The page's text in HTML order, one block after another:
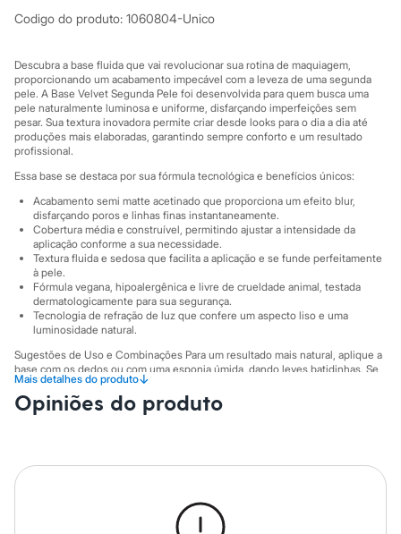
Sandálias
Marcas
City
Clock House
Mindset
Sawary
Yessica
Acessórios
Blusas
Calçados
Leggings
Shorts e Bermudas
Tops
Moda íntima
Calcinhas
Cintas e Modeladores
Meias
Sutiãs e Tops
Moda praia
Biquínis
Maiôs
Blusas e Camisetas
Calças
Codigo do produto: 1060804-Unico
Descubra a base fluida que vai revolucionar sua rotina de maquiagem,
proporcionando um acabamento impecável com a leveza de uma segunda
pele. A Base Velvet Segunda Pele foi desenvolvida para quem busca uma
pele naturalmente luminosa e uniforme, disfarçando imperfeições sem
pesar. Sua textura inovadora permite criar desde looks para o dia a dia até
produções mais elaboradas, garantindo sempre conforto e um resultado
profissional.
Essa base se destaca por sua fórmula tecnológica e benefícios únicos:
Acabamento semi matte acetinado que proporciona um efeito blur,
disfarçando poros e linhas finas instantaneamente.
Cobertura média e construível, permitindo ajustar a intensidade da
aplicação conforme a sua necessidade.
Textura fluida e sedosa que facilita a aplicação e se funde perfeitamente
à pele.
Fórmula vegana, hipoalergênica e livre de crueldade animal, testada
dermatologicamente para sua segurança.
Tecnologia de refração de luz que confere um aspecto liso e uma
luminosidade natural.
Sugestões de Uso e Combinações Para um resultado mais natural, aplique a
base com os dedos ou com uma esponja úmida, dando leves batidinhas. Se
desejar uma cobertura maior, utilize um pincel de base e construa camadas
finas até atingir o efeito desejado. Ela é a base perfeita para criar um look
completo, combinando com corretivo, pó translúcido para selar e um blush
A gente se encontra na C&A! ❤
Mais detalhes do produto↓
Opiniões do produto